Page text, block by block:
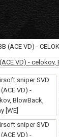
(ACE VD) -